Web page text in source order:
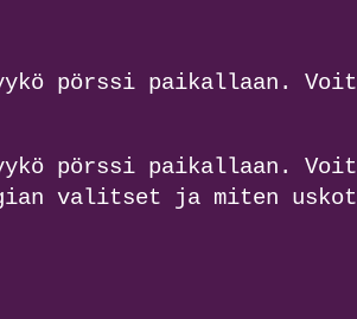
pörssi paikallaan. Voit
pörssi paikallaan. Voit
valitset ja miten uskot